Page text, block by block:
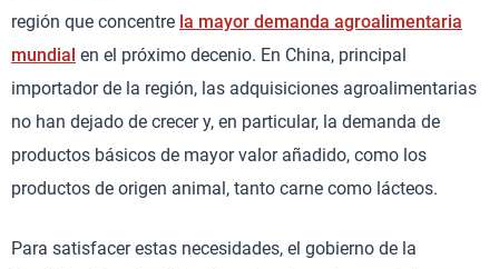
región que concentre la mayor demanda agroalimentaria
mundial en el próximo decenio. En China, principal
importador de la región, las adquisiciones agroalimentarias
no han dejado de crecer y, en particular, la demanda de
productos básicos de mayor valor añadido, como los
productos de origen animal, tanto carne como lácteos.
Para satisfacer estas necesidades, el gobierno de la